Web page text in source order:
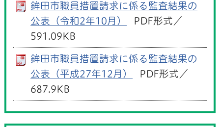
鉾田市職員措置請求に係る監査結果の
公表（令和2年10月）
PDF形式／
591.09KB
鉾田市職員措置請求に係る監査結果の
公表（平成27年12月）
PDF形式／
687.9KB